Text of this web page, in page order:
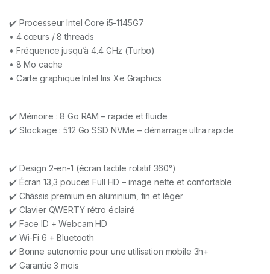
✔️ Processeur Intel Core i5-1145G7
• 4 cœurs / 8 threads
• Fréquence jusqu’à 4.4 GHz (Turbo)
• 8 Mo cache
• Carte graphique Intel Iris Xe Graphics
✔️ Mémoire : 8 Go RAM – rapide et fluide
✔️ Stockage : 512 Go SSD NVMe – démarrage ultra rapide
✔️ Design 2-en-1 (écran tactile rotatif 360°)
✔️ Écran 13,3 pouces Full HD – image nette et confortable
✔️ Châssis premium en aluminium, fin et léger
✔️ Clavier QWERTY rétro éclairé
✔️ Face ID + Webcam HD
✔️ Wi-Fi 6 + Bluetooth
✔️ Bonne autonomie pour une utilisation mobile 3h+
✔️ Garantie 3 mois